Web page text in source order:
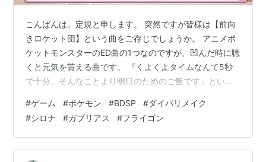
こんばんは。定規と申します。 突然ですが皆様は【前向
きロケット団】という曲をご存じでしょうか。 アニメポ
ケットモンスターのED曲の1つなのですが、凹んだ時に聴
くと元気を貰える曲です。 『くよくよタイムなんて5秒
で十分。そんなことより明日のためのご飯です』という
葉として胸に刻んでいます。 ということで、今回も
BDSPのプレイ日記を更新していきます。 ①.今回の内容
シロナ戦をじっくりお届けします。 やっぱりチャンピオ
ンは強い。 ②.前回のあらすじ 四天王を見事に倒した定
#ゲーム #ポケモン #BDSP #ダイパリメイク
#シロナ #ガブリアス #フライゴン